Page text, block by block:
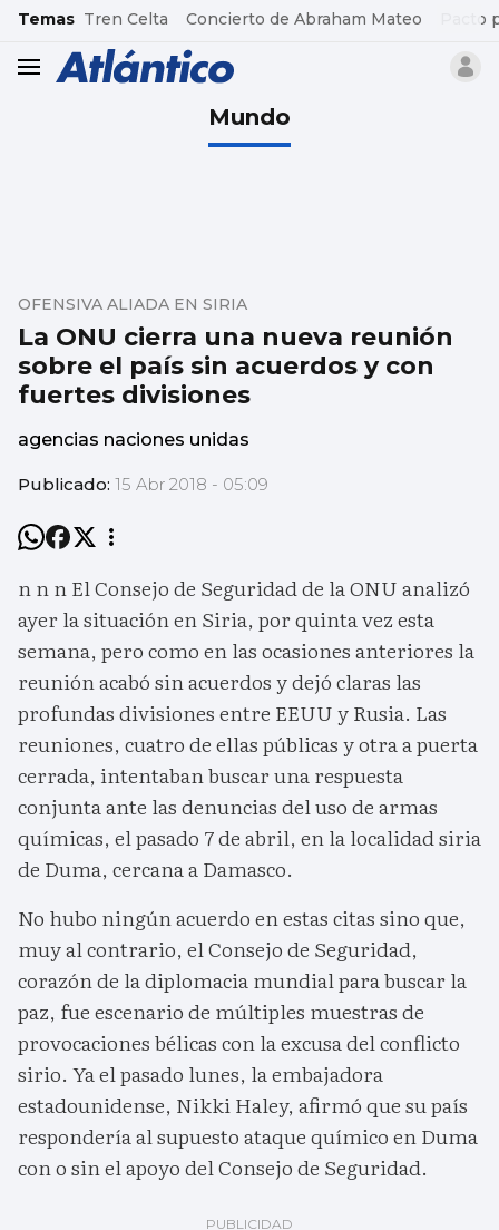
common.go-to-content
Temas Tren Celta Concierto de Abraham Mateo Pacto
header.menu.open
Mundo
La ONU cierra una nueva reunión
sobre el país sin acuerdos y con
fuertes divisiones
OFENSIVA ALIADA EN SIRIA
agencias naciones unidas
Publicado: 15 Abr 2018 - 05:09
n n n El Consejo de Seguridad de la ONU analizó
ayer la situación en Siria, por quinta vez esta
semana, pero como en las ocasiones anteriores la
reunión acabó sin acuerdos y dejó claras las
profundas divisiones entre EEUU y Rusia. Las
reuniones, cuatro de ellas públicas y otra a puerta
cerrada, intentaban buscar una respuesta
conjunta ante las denuncias del uso de armas
químicas, el pasado 7 de abril, en la localidad siria
de Duma, cercana a Damasco.
No hubo ningún acuerdo en estas citas sino que,
muy al contrario, el Consejo de Seguridad,
corazón de la diplomacia mundial para buscar la
paz, fue escenario de múltiples muestras de
provocaciones bélicas con la excusa del conflicto
sirio. Ya el pasado lunes, la embajadora
estadounidense, Nikki Haley, afirmó que su país
respondería al supuesto ataque químico en Duma
con o sin el apoyo del Consejo de Seguridad.